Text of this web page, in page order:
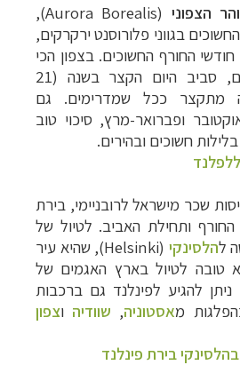
הצפוני (
Aurora Borealis
),
בגווני פלורוסנט ירקרקים,
החורף החשוכים. בצפון הכי
רחוק כמעט חודשיים, סביב היום הקצר בשנה (21
מתקצר ככל שמדרימים. גם
ופברואר-מרץ, סיכוי טוב
חשוכים ובהירים.
שכר מישראל לרובניימי, בירת
ותחילת האביב. לטיול של
להלסינקי
(Helsinki), שהיא עיר
טובה לטיול בארץ האגמים של
להגיע לפינלנד גם ברכבות
מאסטוניה, שוודיה וצפון
בירת פינלנד